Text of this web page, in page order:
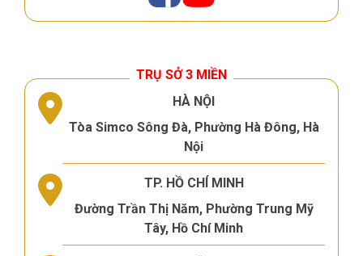
TRỤ SỞ 3 MIỀN
HÀ NỘI
Tòa Simco Sông Đà, Phường Hà Đông, Hà
Nội
TP. HỒ CHÍ MINH
Đường Trần Thị Năm, Phường Trung Mỹ
Tây, Hồ Chí Minh